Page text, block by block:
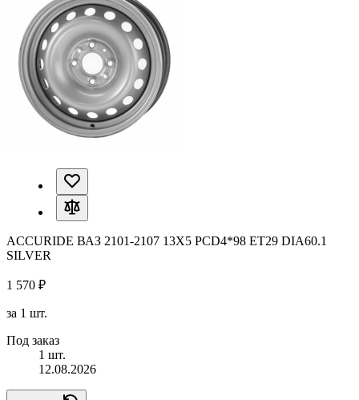
ACCURIDE ВАЗ 2101-2107 13X5 PCD4*98 ET29 DIA60.1
SILVER
1 570 ₽
за 1 шт.
Под заказ
1 шт.
12.08.2026